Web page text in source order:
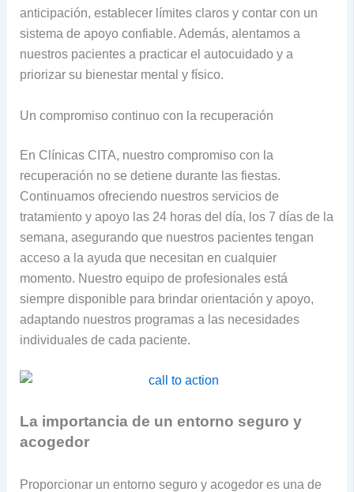
anticipación, establecer límites claros y contar con un
sistema de apoyo confiable. Además, alentamos a
nuestros pacientes a practicar el autocuidado y a
priorizar su bienestar mental y físico.
Un compromiso continuo con la recuperación
En Clínicas CITA, nuestro compromiso con la
recuperación no se detiene durante las fiestas.
Continuamos ofreciendo nuestros servicios de
tratamiento y apoyo las 24 horas del día, los 7 días de la
semana, asegurando que nuestros pacientes tengan
acceso a la ayuda que necesitan en cualquier
momento. Nuestro equipo de profesionales está
siempre disponible para brindar orientación y apoyo,
adaptando nuestros programas a las necesidades
individuales de cada paciente.
La importancia de un entorno seguro y
acogedor
Proporcionar un entorno seguro y acogedor es una de